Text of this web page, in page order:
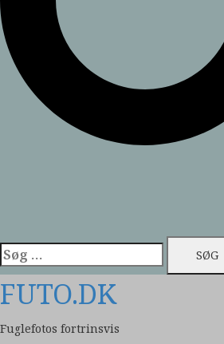
Søg
efter:
FUTO.DK
Fuglefotos fortrinsvis